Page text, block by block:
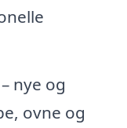
nye og
ovne og